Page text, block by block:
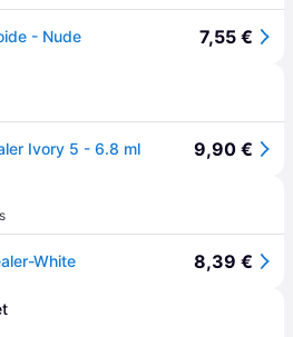
- Nude 7,55 €
Ivory 5 - 6.8 ml 9,90 €
White 8,39 €